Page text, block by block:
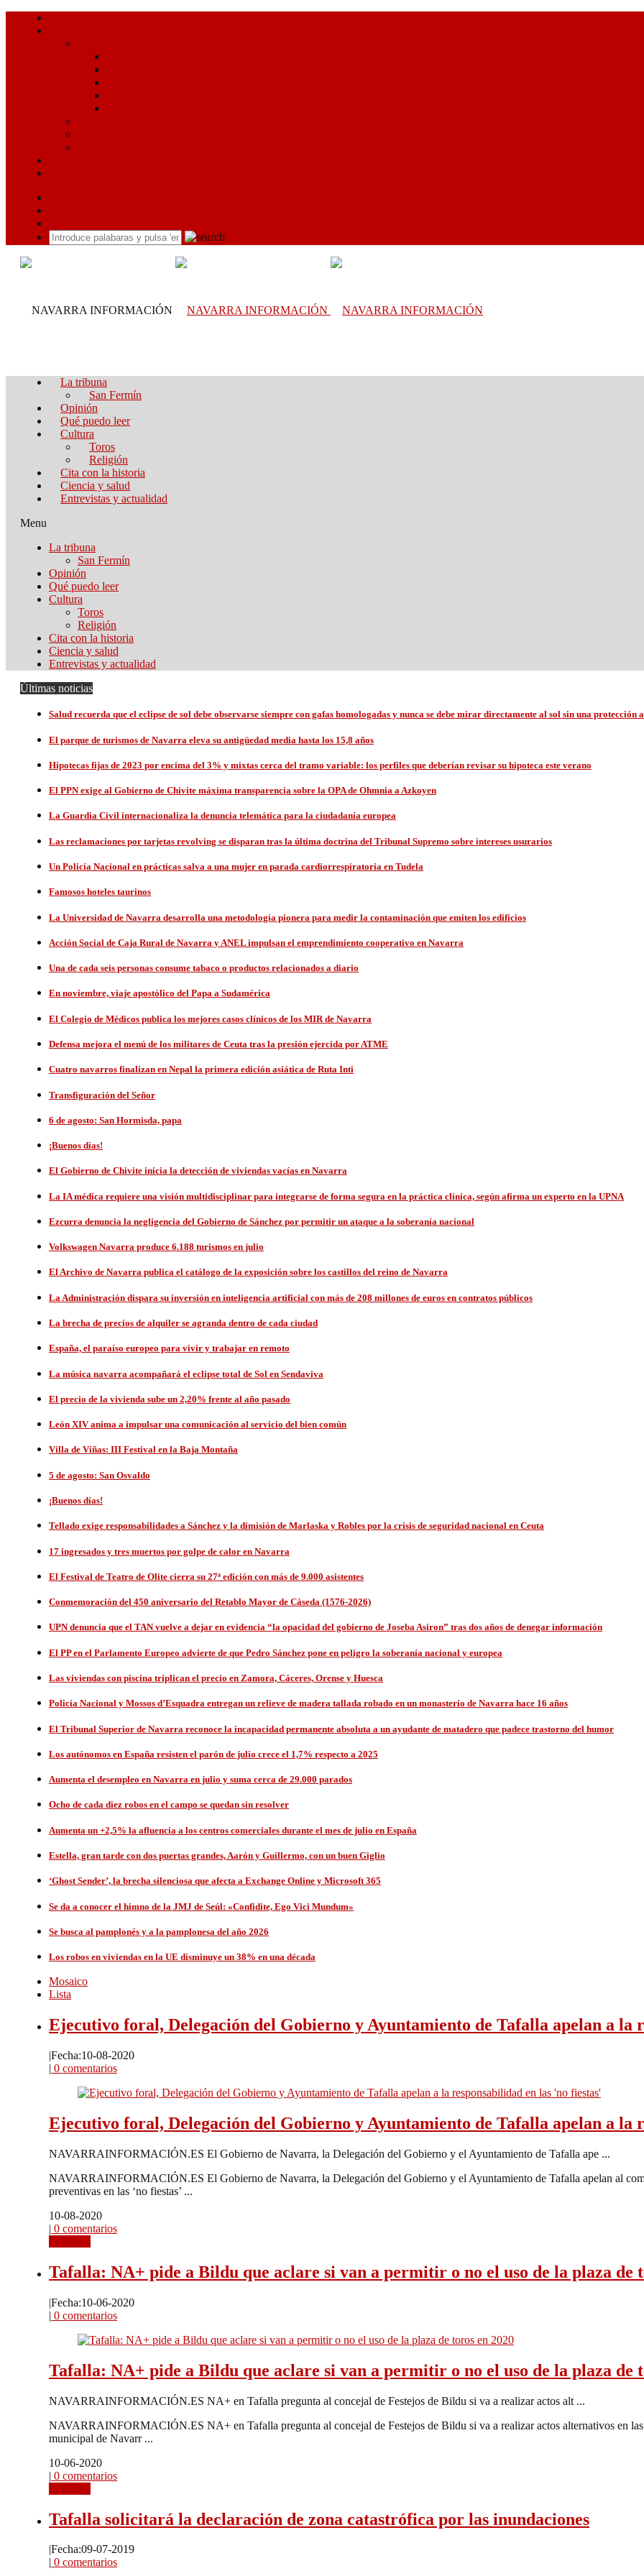
La tribuna
San Fermín
Opinión
Qué puedo leer
Cultura
Toros
Religión
Cita con la historia
Ciencia y salud
Entrevistas y actualidad
Menu
La tribuna
San Fermín
Opinión
Qué puedo leer
Cultura
Toros
Religión
Cita con la historia
Ciencia y salud
Entrevistas y actualidad
Últimas noticias
Salud recuerda que el eclipse de sol debe observarse siempre con gafas homologadas y nunca se debe mirar directamente al sol sin una protección
El parque de turismos de Navarra eleva su antigüedad media hasta los 15,8 años
Hipotecas fijas de 2023 por encima del 3% y mixtas cerca del tramo variable: los perfiles que deberían revisar su hipoteca este verano
El PPN exige al Gobierno de Chivite máxima transparencia sobre la OPA de Ohmnia a Azkoyen
La Guardia Civil internacionaliza la denuncia telemática para la ciudadanía europea
Las reclamaciones por tarjetas revolving se disparan tras la última doctrina del Tribunal Supremo sobre intereses usurarios
Un Policía Nacional en prácticas salva a una mujer en parada cardiorrespiratoria en Tudela
Famosos hoteles taurinos
La Universidad de Navarra desarrolla una metodología pionera para medir la contaminación que emiten los edificios
Acción Social de Caja Rural de Navarra y ANEL impulsan el emprendimiento cooperativo en Navarra
Una de cada seis personas consume tabaco o productos relacionados a diario
En noviembre, viaje apostólico del Papa a Sudamérica
El Colegio de Médicos publica los mejores casos clínicos de los MIR de Navarra
Defensa mejora el menú de los militares de Ceuta tras la presión ejercida por ATME
Cuatro navarros finalizan en Nepal la primera edición asiática de Ruta Inti
Transfiguración del Señor
6 de agosto: San Hormisda, papa
¡Buenos días!
El Gobierno de Chivite inicia la detección de viviendas vacías en Navarra
La IA médica requiere una visión multidisciplinar para integrarse de forma segura en la práctica clínica, según afirma un experto en la UPNA
Ezcurra denuncia la negligencia del Gobierno de Sánchez por permitir un ataque a la soberanía nacional
Volkswagen Navarra produce 6.188 turismos en julio
El Archivo de Navarra publica el catálogo de la exposición sobre los castillos del reino de Navarra
La Administración dispara su inversión en inteligencia artificial con más de 208 millones de euros en contratos públicos
La brecha de precios de alquiler se agranda dentro de cada ciudad
España, el paraíso europeo para vivir y trabajar en remoto
La música navarra acompañará el eclipse total de Sol en Sendaviva
El precio de la vivienda sube un 2,20% frente al año pasado
León XIV anima a impulsar una comunicación al servicio del bien común
Villa de Viñas: III Festival en la Baja Montaña
5 de agosto: San Osvaldo
¡Buenos días!
Tellado exige responsabilidades a Sánchez y la dimisión de Marlaska y Robles por la crisis de seguridad nacional en Ceuta
17 ingresados y tres muertos por golpe de calor en Navarra
El Festival de Teatro de Olite cierra su 27ª edición con más de 9.000 asistentes
Conmemoración del 450 aniversario del Retablo Mayor de Cáseda (1576-2026)
UPN denuncia que el TAN vuelve a dejar en evidencia “la opacidad del gobierno de Joseba Asiron” tras dos años de denegar información
El PP en el Parlamento Europeo advierte de que Pedro Sánchez pone en peligro la soberanía nacional y europea
Las viviendas con piscina triplican el precio en Zamora, Cáceres, Orense y Huesca
Policía Nacional y Mossos d’Esquadra entregan un relieve de madera tallada robado en un monasterio de Navarra hace 16 años
El Tribunal Superior de Navarra reconoce la incapacidad permanente absoluta a un ayudante de matadero que padece trastorno del humor
Los autónomos en España resisten el parón de julio crece el 1,7% respecto a 2025
Aumenta el desempleo en Navarra en julio y suma cerca de 29.000 parados
Ocho de cada diez robos en el campo se quedan sin resolver
Aumenta un +2,5% la afluencia a los centros comerciales durante el mes de julio en España
Estella, gran tarde con dos puertas grandes, Aarón y Guillermo, con un buen Giglio
‘Ghost Sender’, la brecha silenciosa que afecta a Exchange Online y Microsoft 365
Se da a conocer el himno de la JMJ de Seúl: «Confidite, Ego Vici Mundum»
Se busca al pamplonés y a la pamplonesa del año 2026
Los robos en viviendas en la UE disminuye un 38% en una década
Mosaico
Lista
Ejecutivo foral, Delegación del Gobierno y Ayuntamiento de Tafalla apelan a la
|Fecha:10-08-2020
| 0 comentarios
Ejecutivo foral, Delegación del Gobierno y Ayuntamiento de Tafalla apelan a la
NAVARRAINFORMACIÓN.ES El Gobierno de Navarra, la Delegación del Gobierno y el Ayuntamiento de Tafalla ape ...
NAVARRAINFORMACIÓN.ES El Gobierno de Navarra, la Delegación del Gobierno y el Ayuntamiento de Tafalla apelan al
preventivas en las ‘no fiestas’ ...
10-08-2020
| 0 comentarios
Tafalla: NA+ pide a Bildu que aclare si van a permitir o no el uso de la plaza de
|Fecha:10-06-2020
| 0 comentarios
Tafalla: NA+ pide a Bildu que aclare si van a permitir o no el uso de la plaza de
NAVARRAINFORMACIÓN.ES NA+ en Tafalla pregunta al concejal de Festejos de Bildu si va a realizar actos alt ...
NAVARRAINFORMACIÓN.ES NA+ en Tafalla pregunta al concejal de Festejos de Bildu si va a realizar actos alternativos en las
municipal de Navarr ...
10-06-2020
| 0 comentarios
Tafalla solicitará la declaración de zona catastrófica por las inundaciones
|Fecha:09-07-2019
| 0 comentarios